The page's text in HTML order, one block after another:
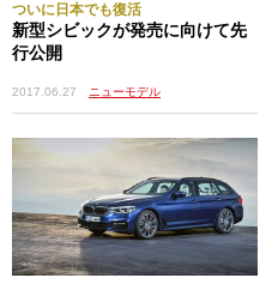
ついに日本でも復活
新型シビックが発売に向けて先
行公開
2017.06.27 ニューモデル